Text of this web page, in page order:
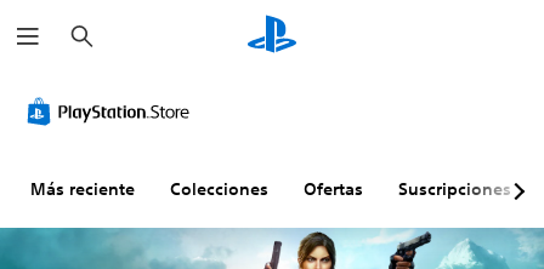
u
s
r
Más reciente Colecciones Ofertas Suscripciones